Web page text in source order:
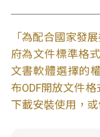
「為配合國家發
府為文件標準格
文書軟體選擇的
布ODF開放文件
下載安裝使用，